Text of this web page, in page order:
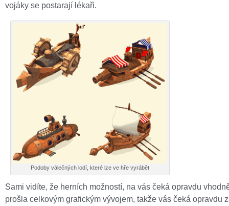
vojáky se postarají lékaři.
Podoby válečných lodí, které lze ve hře vyrábět
Sami vidíte, že herních možností, na vás čeká opravdu
prošla celkovým grafickým vývojem, takže vás čeká opravdu